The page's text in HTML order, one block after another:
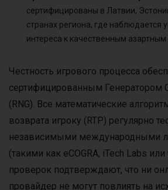
сертифицированы в Латвии,
странах региона, где наблюдается
интереса к качественным
Честность игрового процесса
сертифицированным Генератором
(RNG). Все математические
возврата игроку (RTP) регулярно
независимыми международными
(такими как eCOGRA, iTech Labs
проверок подтверждают, что ни
провайдер не могут повлиять на